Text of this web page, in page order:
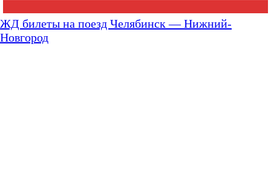
ЖД билеты на поезд Челябинск — Нижний-
Новгород